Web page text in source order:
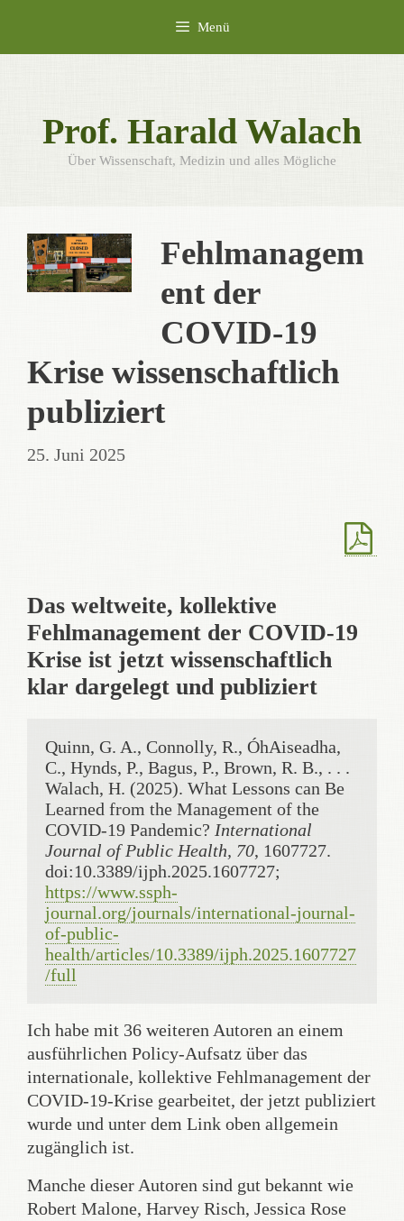
springen
Menü
Prof. Harald Walach
Über Wissenschaft, Medizin und alles Mögliche
Fehlmanagem
ent der
COVID-19
Krise wissenschaftlich
publiziert
25. Juni 2025
Das weltweite, kollektive
Fehlmanagement der COVID-19
Krise ist jetzt wissenschaftlich
klar dargelegt und publiziert
Quinn, G. A., Connolly, R., ÓhAiseadha,
C., Hynds, P., Bagus, P., Brown, R. B., . . .
Walach, H. (2025). What Lessons can Be
Learned from the Management of the
COVID-19 Pandemic? International
Journal of Public Health, 70, 1607727.
https://www.ssph-
journal.org/journals/international-journal-
of-public-
health/articles/10.3389/ijph.2025.1607727
/full
Ich habe mit 36 weiteren Autoren an einem
ausführlichen Policy-Aufsatz über das
internationale, kollektive Fehlmanagement der
COVID-19-Krise gearbeitet, der jetzt publiziert
wurde und unter dem Link oben allgemein
zugänglich ist.
Manche dieser Autoren sind gut bekannt wie
Robert Malone, Harvey Risch, Jessica Rose